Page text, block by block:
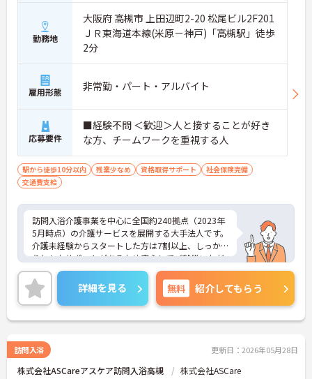
勤務地
大阪府 高槻市 上田辺町2-20 松尾ビル2F201
ＪＲ東海道本線(米原－神戸)「高槻駅」徒歩
2分
雇用形態 非常勤・パート・アルバイト
応募要件
■経験不問 ＜歓迎＞人と接することが好き
な方、チームワークを重視する人
駅から徒歩10分以内 残業少なめ 資格取得サポート
社会保険完備
交通費支給
訪問入浴介護事業を中心に全国約240拠点（2023年
5月時点）の介護サービスを展開する大手法人です。
介護未経験からスタートした方は7割以上、しっか
りとしたサポートがあるため安心してご就業いただ
けます。お風呂に入れなくて困っている方に、手を
差し伸べてあげられるとてもやりがいのあるお仕事
です。ご興味ある方には、面接対策ポイントなど、
さらに詳細をお話しいたしますのでお気軽にご相談
ください！
詳細を見る 無料 紹介してもらう
訪問入浴 更新日：2026年05月28日
株式会社ASCareアスケア訪問入浴高槻 株式会社ASCare